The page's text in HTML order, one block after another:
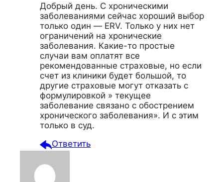
Добрый день. С хроническими
заболеваниями сейчас хороший выбор
только один — ERV. Только у них нет
ограничений на хронические
заболевания. Какие-то простые
случаи вам оплатят все
рекомендованные страховые, но если
счет из клиники будет большой, то
другие страховые могут отказать с
формулировкой » текущее
заболевание связано с обострением
хронического заболевания». И с этим
только в суд.
Ответить